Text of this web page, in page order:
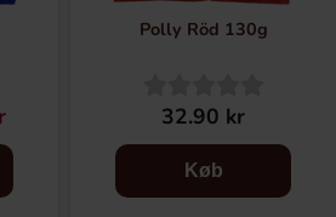
Polly Röd 130g
32.90 kr
Køb